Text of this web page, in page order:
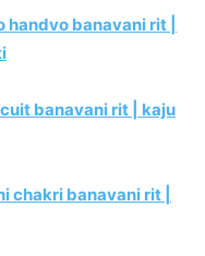
handvo banavani rit |
banavani rit | kaju
chakri banavani rit |